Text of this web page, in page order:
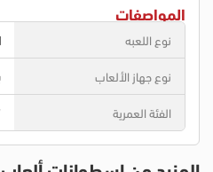
المواصفات
نوع اللعبه
نوع جهاز الألعاب
الفئة العمرية